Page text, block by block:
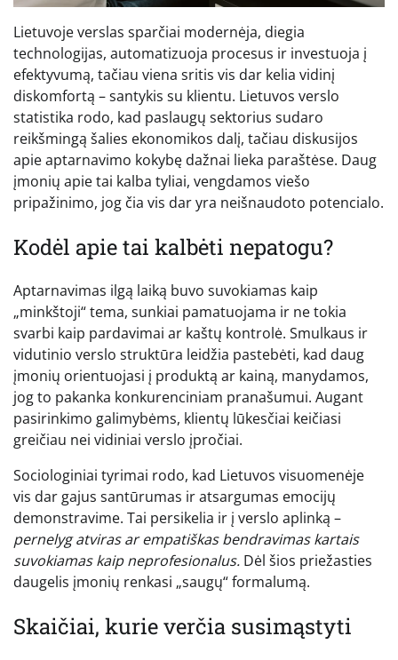
Lietuvoje verslas sparčiai modernėja, diegia
technologijas, automatizuoja procesus ir investuoja į
efektyvumą, tačiau viena sritis vis dar kelia vidinį
diskomfortą – santykis su klientu. Lietuvos verslo
statistika rodo, kad paslaugų sektorius sudaro
reikšmingą šalies ekonomikos dalį, tačiau diskusijos
apie aptarnavimo kokybę dažnai lieka paraštėse. Daug
įmonių apie tai kalba tyliai, vengdamos viešo
pripažinimo, jog čia vis dar yra neišnaudoto potencialo.
Kodėl apie tai kalbėti nepatogu?
Aptarnavimas ilgą laiką buvo suvokiamas kaip
„minkštoji“ tema, sunkiai pamatuojama ir ne tokia
svarbi kaip pardavimai ar kaštų kontrolė. Smulkaus ir
vidutinio verslo struktūra leidžia pastebėti, kad daug
įmonių orientuojasi į produktą ar kainą, manydamos,
jog to pakanka konkurenciniam pranašumui. Augant
pasirinkimo galimybėms, klientų lūkesčiai keičiasi
greičiau nei vidiniai verslo įpročiai.
Sociologiniai tyrimai rodo, kad Lietuvos visuomenėje
vis dar gajus santūrumas ir atsargumas emocijų
demonstravime. Tai persikelia ir į verslo aplinką –
pernelyg atviras ar empatiškas bendravimas kartais
suvokiamas kaip neprofesionalus. Dėl šios priežasties
daugelis įmonių renkasi „saugų“ formalumą.
Skaičiai, kurie verčia susimąstyti